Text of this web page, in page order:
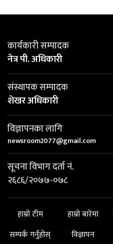
कार्यकारी सम्पादक
नेत्र पी. अधिकारी
संस्थापक सम्पादक
शेखर अधिकारी
विज्ञापनका लागि
newsroom2077@gmail.com
सूचना विभाग दर्ता नं.
२६८६/२०७७-०७८
हाम्रो टीम हाम्रो बारेमा
सम्पर्क गर्नुहोस्
विज्ञापन